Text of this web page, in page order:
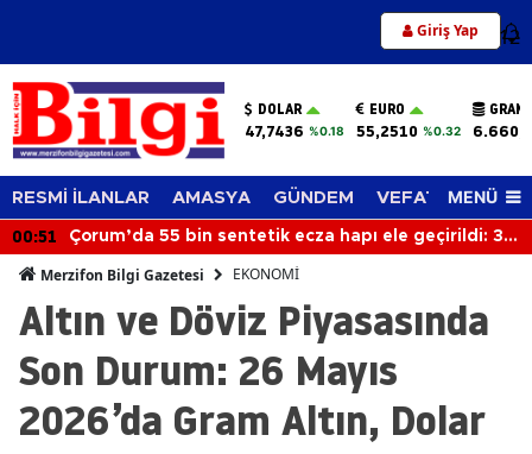
Giriş Yap 12
DOLAR
47,7436 %0.18
EURO
55,2510 %0.32
RESMİ İLANLAR AMASYA GÜNDEM VEFAT EDENLER
MENÜ
00:51
Çorum’da 55 bin sentetik ecza hapı ele geçirildi: 3
Merzifon Bilgi Gazetesi EKONOMİ
Altın ve Döviz Piyasasında
Son Durum: 26 Mayıs
2026’da Gram Altın, Dolar